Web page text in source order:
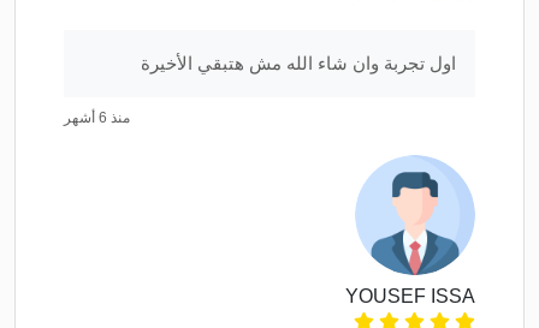
اول تجربة وان شاء الله مش هتبقي الأخيرة
منذ 6 أشهر
YOUSEF ISSA